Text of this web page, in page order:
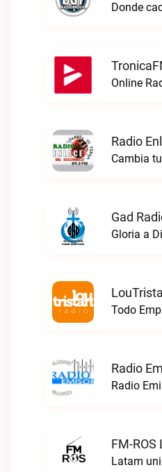
Donde
Radio
Cambia
Gad
Gloria a
Todo
Radio
Radio
FM-ROS
Latam